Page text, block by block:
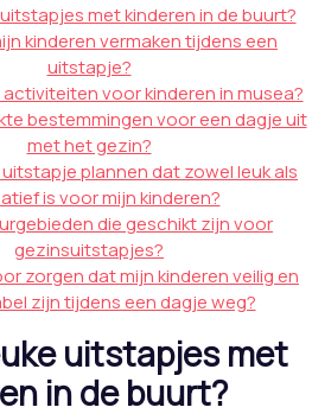
met kinderen in de buurt?
kinderen vermaken tijdens een
uitstapje?
voor kinderen in musea?
bestemmingen voor een dagje uit
met het gezin?
uitstapje plannen dat zowel leuk als
is voor mijn kinderen?
die geschikt zijn voor
gezinsuitstapjes?
zorgen dat mijn kinderen veilig en
zijn tijdens een dagje weg?
uitstapjes met
in de buurt?